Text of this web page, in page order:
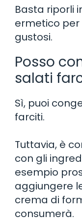
Basta riporli
ermetico
gustosi.
Posso
salati
Sì, puoi
farciti.
Tuttavia, è
con gli
esempio
aggiungere
crema di
consumerà.